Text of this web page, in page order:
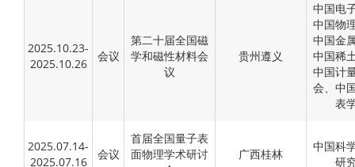
2025.10.23-
2025.10.26
会议
第二十届全国磁
学和磁性材料会
议
贵州遵义
中国电
中国物
中国金
中国稀
中国计
会、中
表
2025.07.14-
2025.07.16
会议
首届全国量子表
面物理学术研讨
广西桂林
中国科
研